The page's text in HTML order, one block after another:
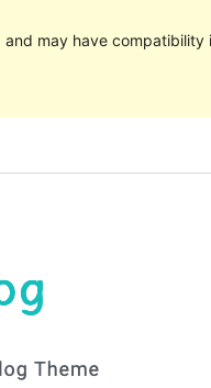
may have compatibility
PHP